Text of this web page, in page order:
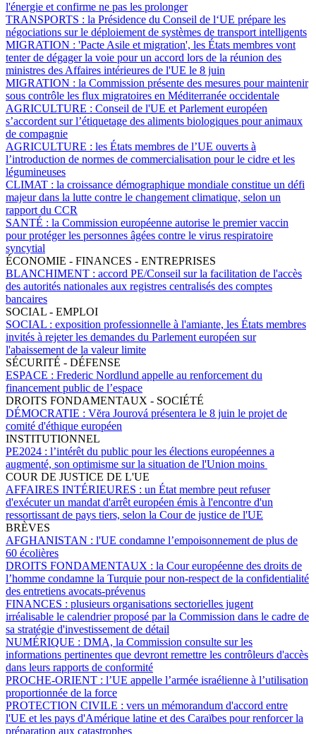
l'énergie et confirme ne pas les prolonger
TRANSPORTS : la Présidence du Conseil de l‘UE prépare les
négociations sur le déploiement de systèmes de transport intelligents
MIGRATION : 'Pacte Asile et migration', les États membres vont
tenter de dégager la voie pour un accord lors de la réunion des
ministres des Affaires intérieures de l'UE le 8 juin
MIGRATION : la Commission présente des mesures pour maintenir
sous contrôle les flux migratoires en Méditerranée occidentale
AGRICULTURE : Conseil de l'UE et Parlement européen
s’accordent sur l’étiquetage des aliments biologiques pour animaux
de compagnie
AGRICULTURE : les États membres de l’UE ouverts à
l’introduction de normes de commercialisation pour le cidre et les
légumineuses
CLIMAT : la croissance démographique mondiale constitue un défi
majeur dans la lutte contre le changement climatique, selon un
rapport du CCR
SANTÉ : la Commission européenne autorise le premier vaccin
pour protéger les personnes âgées contre le virus respiratoire
syncytial
ÉCONOMIE - FINANCES - ENTREPRISES
BLANCHIMENT : accord PE/Conseil sur la facilitation de l'accès
des autorités nationales aux registres centralisés des comptes
bancaires
SOCIAL - EMPLOI
SOCIAL : exposition professionnelle à l'amiante, les États membres
invités à rejeter les demandes du Parlement européen sur
l'abaissement de la valeur limite
SÉCURITÉ - DÉFENSE
ESPACE : Frederic Nordlund appelle au renforcement du
financement public de l’espace
DROITS FONDAMENTAUX - SOCIÉTÉ
DÉMOCRATIE : Vĕra Jourová présentera le 8 juin le projet de
comité d'éthique européen
INSTITUTIONNEL
PE2024 : l’intérêt du public pour les élections européennes a
augmenté, son optimisme sur la situation de l'Union moins
COUR DE JUSTICE DE L'UE
AFFAIRES INTÉRIEURES : un État membre peut refuser
d'exécuter un mandat d'arrêt européen émis à l'encontre d'un
ressortissant de pays tiers, selon la Cour de justice de l'UE
BRÈVES
AFGHANISTAN : l'UE condamne l’empoisonnement de plus de
60 écolières
DROITS FONDAMENTAUX : la Cour européenne des droits de
l’homme condamne la Turquie pour non-respect de la confidentialité
des entretiens avocats-prévenus
FINANCES : plusieurs organisations sectorielles jugent
irréalisable le calendrier proposé par la Commission dans le cadre de
sa stratégie d'investissement de détail
NUMÉRIQUE : DMA, la Commission consulte sur les
informations pertinentes que devront remettre les contrôleurs d'accès
dans leurs rapports de conformité
PROCHE-ORIENT : l’UE appelle l’armée israélienne à l’utilisation
proportionnée de la force
PROTECTION CIVILE : vers un mémorandum d'accord entre
l'UE et les pays d'Amérique latine et des Caraïbes pour renforcer la
préparation aux catastrophes